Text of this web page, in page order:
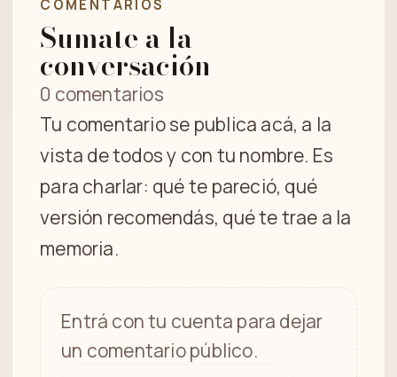
COMENTARIOS
Sumate a la
conversación
0 comentarios
Tu comentario se publica acá, a la
vista de todos y con tu nombre. Es
para charlar: qué te pareció, qué
versión recomendás, qué te trae a la
memoria.
Entrá con tu cuenta para dejar
un comentario público.